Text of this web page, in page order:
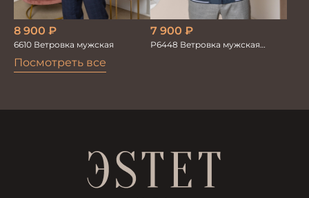
Посмотреть все
8 900 ₽
6610 Ветровка мужская
7 900 ₽
Р6448 Ветровка мужская